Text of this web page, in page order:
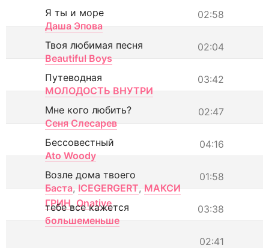
02:58
Я ты и море
Даша Эпова
02:04
Твоя любимая песня
Beautiful Boys
03:42
Путеводная
МОЛОДОСТЬ ВНУТРИ
02:47
Мне кого любить?
Сеня Слесарев
04:16
Бессовестный
Ato Woody
01:58
Возле дома твоего
Баста, ICEGERGERT, МАКСИ
ГРИН, Onative 03:38
тебе все кажется
большеменьше
02:41